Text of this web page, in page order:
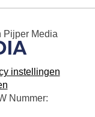
Pijper Media
instellingen
Nummer: